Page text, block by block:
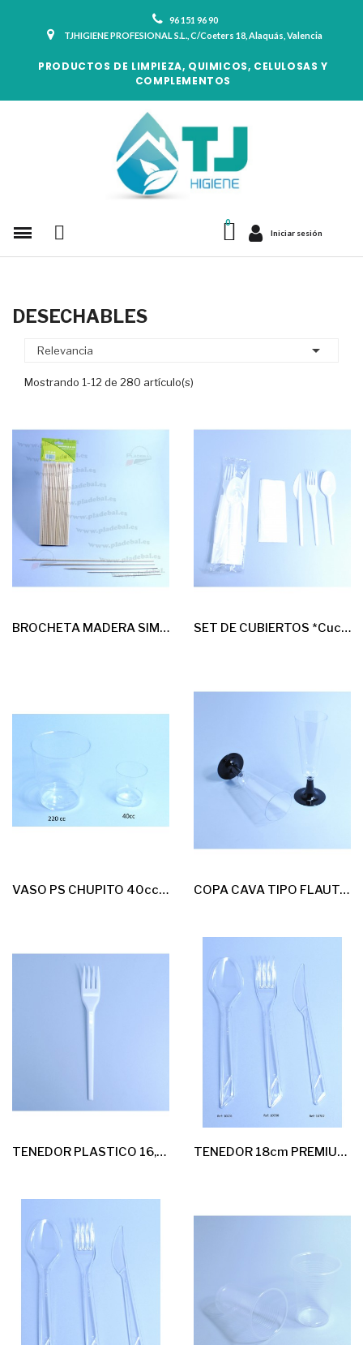
96 151 96 90
TJHIGIENE PROFESIONAL S.L., C/Coeters 18, Alaquás, Valencia
PRODUCTOS DE LIMPIEZA, QUIMICOS, CELULOSAS Y
COMPLEMENTOS
Iniciar sesión
DESECHABLES
Relevancia 
Mostrando 1-12 de 280 artículo(s)
BROCHETA MADERA SIMPLE 200*3mm 100u SET DE CUBIERTOS *Cuchara-Cuchillo-Tenedor 16,5cm +...
VASO PS CHUPITO 40cc 50*20u COPA CAVA TIPO FLAUTA CON PIE NEGRO 18*12u
TENEDOR PLASTICO 16,5cm 100*20u TENEDOR 18cm PREMIUM EXTRA FUERTE TRANSPARENTE 50*40u